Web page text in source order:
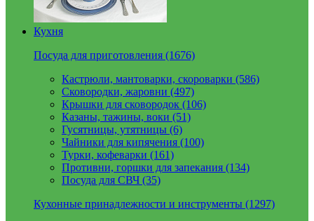
Кухня
Посуда для приготовления (1676)
Кастрюли, мантоварки, скороварки (586)
Сковородки, жаровни (497)
Крышки для сковородок (106)
Казаны, тажины, воки (51)
Гусятницы, утятницы (6)
Чайники для кипячения (100)
Турки, кофеварки (161)
Противни, горшки для запекания (134)
Посуда для СВЧ (35)
Кухонные принадлежности и инструменты (1297)